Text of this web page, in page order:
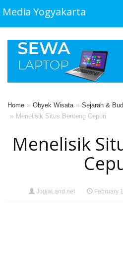
Media Yogyakarta
Home Obyek Wisata
Sejarah &
Menelisik Situs Benteng Cepuri
Menelisik
JogjaLand.net February